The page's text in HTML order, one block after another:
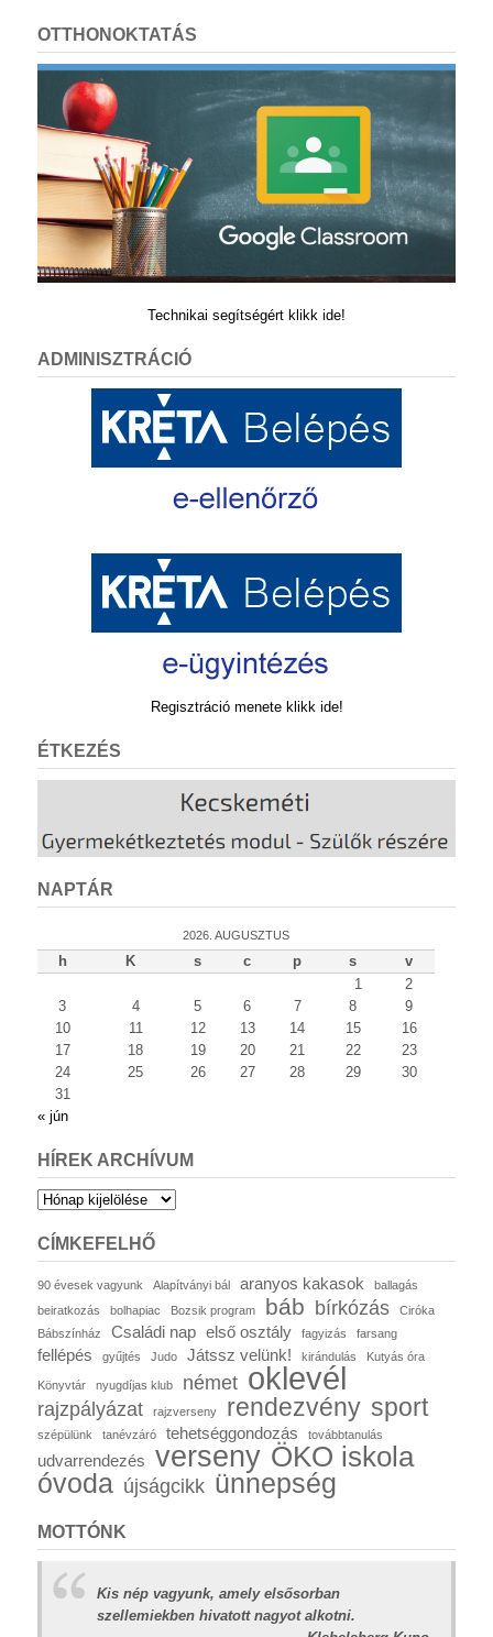
OTTHONOKTATÁS
Technikai segítségért klikk ide!
ADMINISZTRÁCIÓ
Regisztráció menete klikk ide!
ÉTKEZÉS
NAPTÁR
2026. AUGUSZTUS
h K s c p s
v
1
2
3
4 5 6 7 8
9
10
11 12 13 14 15
16
17
18 19 20 21 22
23
24
25 26 27 28 29
30
31
« jún
HÍREK ARCHÍVUM
Hírek
CÍMKEFELHŐ
90 évesek vagyunk Alapítványi bál aranyos kakasok
ballagás
beiratkozás
bolhapiac Bozsik program báb bírkózás
Ciróka
Bábszínház
Családi nap első osztály fagyizás farsang
fellépés gyűjtés Judo Játssz velünk! kirándulás Kutyás óra
Könyvtár nyugdíjas klub német oklevél
rajzpályázat rajzverseny rendezvény sport
szépülünk tanévzáró tehetséggondozás továbbtanulás
udvarrendezés verseny ÖKO iskola
óvoda újságcikk ünnepség
MOTTÓNK
Kis nép vagyunk, amely elsősorban
szellemiekben hivatott nagyot alkotni.